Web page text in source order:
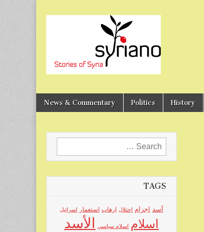
syriano History
Politics
News & Commentary
Search
for:
TAGS
أسد اجرام احتلال ارهاب استعمار اسرائيل
اسلام اسلام سياسي الأسد